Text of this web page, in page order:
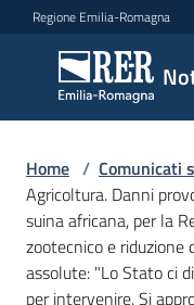
Vai al contenuto
Vai alla navigazione
Vai al footer
Regione Emilia-Romagna
Notizie
Comunicati
stampa
Menu selezionato
Cerca
un
Home / Comunicati
Agricoltura. Danni
suina africana, per la
zootecnico e riduzione
assolute: "Lo Stato ci
per intervenire. Si